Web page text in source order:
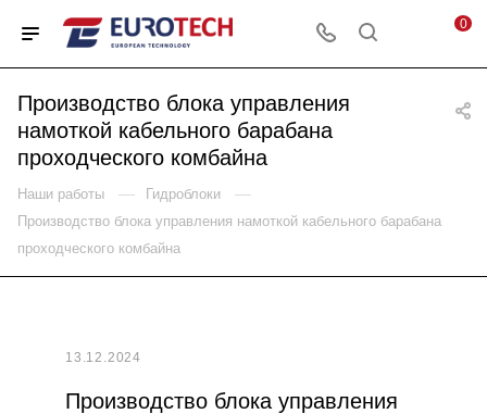
0
Производство блока управления
намоткой кабельного барабана
проходческого комбайна
Наши работы — Гидроблоки —
Производство блока управления намоткой кабельного барабана
проходческого комбайна
13.12.2024
Производство блока управления